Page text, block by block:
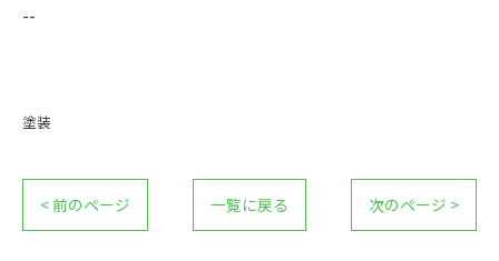
--
塗装
< 前のページ 一覧に戻る 次のページ >